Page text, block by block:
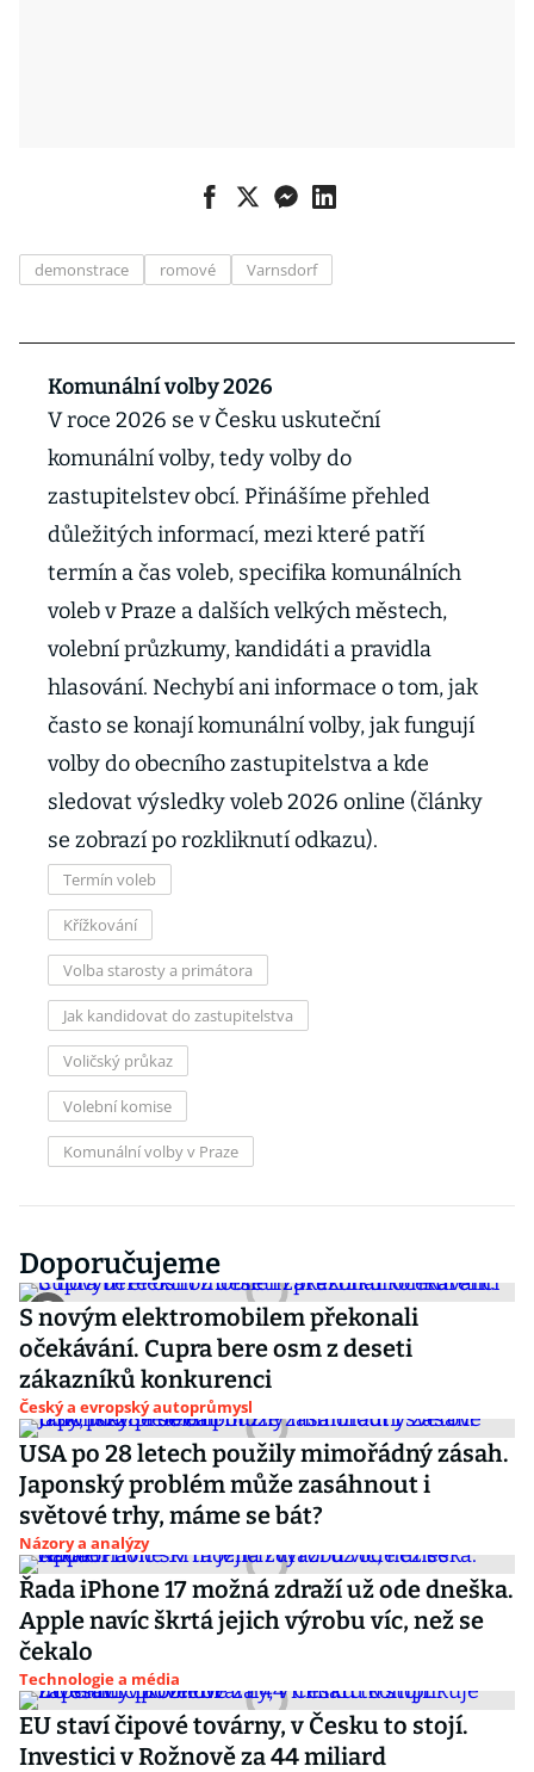
demonstrace romové Varnsdorf
Komunální volby 2026
V roce 2026 se v Česku uskuteční
komunální volby, tedy volby do
zastupitelstev obcí. Přinášíme přehled
důležitých informací, mezi které patří
termín a čas voleb, specifika komunálních
voleb v Praze a dalších velkých městech,
volební průzkumy, kandidáti a pravidla
hlasování. Nechybí ani informace o tom, jak
často se konají komunální volby, jak fungují
volby do obecního zastupitelstva a kde
sledovat výsledky voleb 2026 online (články
se zobrazí po rozkliknutí odkazu).
Termín voleb
Křížkování
Volba starosty a primátora
Jak kandidovat do zastupitelstva
Voličský průkaz
Volební komise
Komunální volby v Praze
Doporučujeme
S novým elektromobilem překonali
očekávání. Cupra bere osm z deseti
zákazníků konkurenci
Český a evropský autoprůmysl
USA po 28 letech použily mimořádný zásah.
Japonský problém může zasáhnout i
světové trhy, máme se bát?
Názory a analýzy
Řada iPhone 17 možná zdraží už ode dneška.
Apple navíc škrtá jejich výrobu víc, než se
čekalo
Technologie a média
EU staví čipové továrny, v Česku to stojí.
Investici v Rožnově za 44 miliard